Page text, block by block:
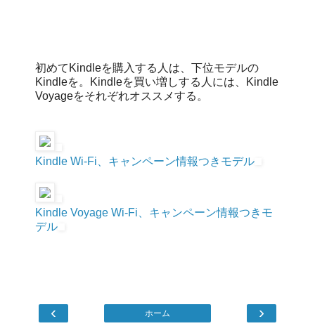
初めてKindleを購入する人は、下位モデルの
Kindleを。Kindleを買い増しする人には、Kindle
Voyageをそれぞれオススメする。
Kindle Wi-Fi、キャンペーン情報つきモデル
Kindle Voyage Wi-Fi、キャンペーン情報つきモ
デル
‹ ›
ホーム